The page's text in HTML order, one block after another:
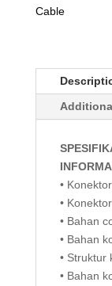
HDMI,
Cable
•
•
• Bahan
• Bahan
• Struktur
• Bahan